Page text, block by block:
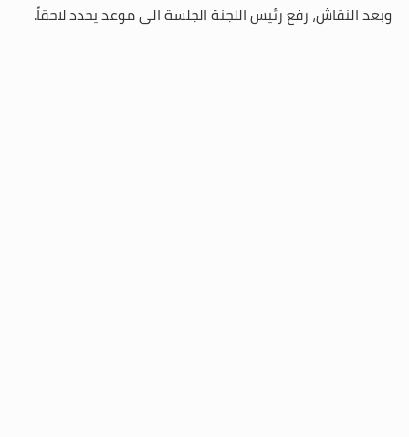
وبعد النقاش، رفع رئيس اللجنة الجلسة الى موعد يحدد لاحقاً.